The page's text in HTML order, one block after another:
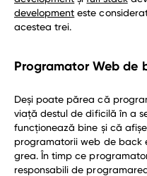
development este
acestea trei.
Programator Web de
Deși poate părea că
viață destul de dificilă în a
funcționează bine și că
programatorii web de back
grea. În timp ce
responsabili de